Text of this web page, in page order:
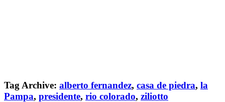
Tag Archive: alberto fernandez, casa de piedra, la
Pampa, presidente, rio colorado, ziliotto